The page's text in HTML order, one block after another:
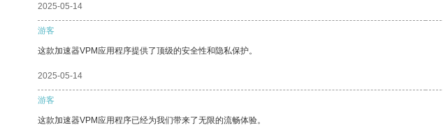
2025-05-14
游客
这款加速器VPM应用程序提供了顶级的安全性和隐私保护。
2025-05-14
游客
这款加速器VPM应用程序已经为我们带来了无限的流畅体验。